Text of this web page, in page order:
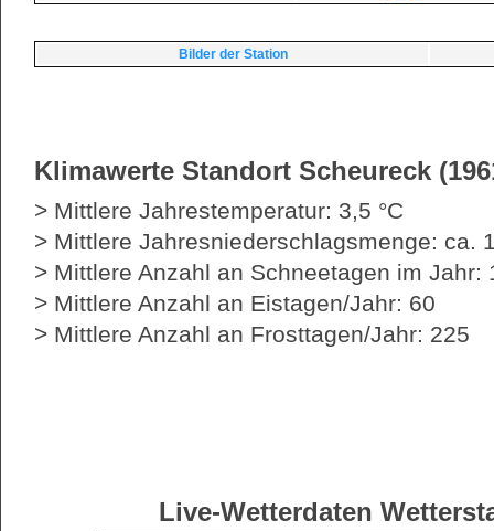
Bilder der Station
Klimawerte Standort Scheureck
> Mittlere Jahrestemperatur: 3,5 °C
> Mittlere Jahresniederschlagsmenge: ca.
> Mittlere Anzahl an Schneetagen im Jahr:
> Mittlere Anzahl an Eistagen/Jahr: 60
> Mittlere Anzahl an Frosttagen/Jahr: 225
Live-Wetterdaten